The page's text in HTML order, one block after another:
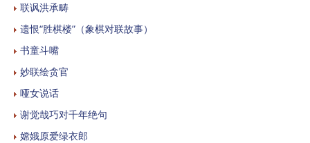
联讽洪承畴
遗恨“胜棋楼”（象棋对联故事）
书童斗嘴
妙联绘贪官
哑女说话
谢觉哉巧对千年绝句
嫦娥原爱绿衣郎